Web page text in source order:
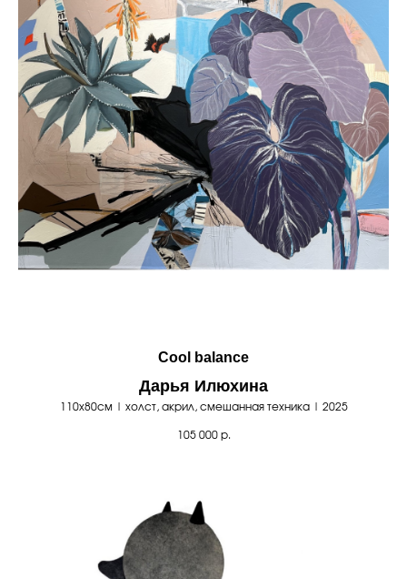
Cool balance
Дарья Илюхина
110х80см | холст, акрил, смешанная техника | 2025
105 000 р.